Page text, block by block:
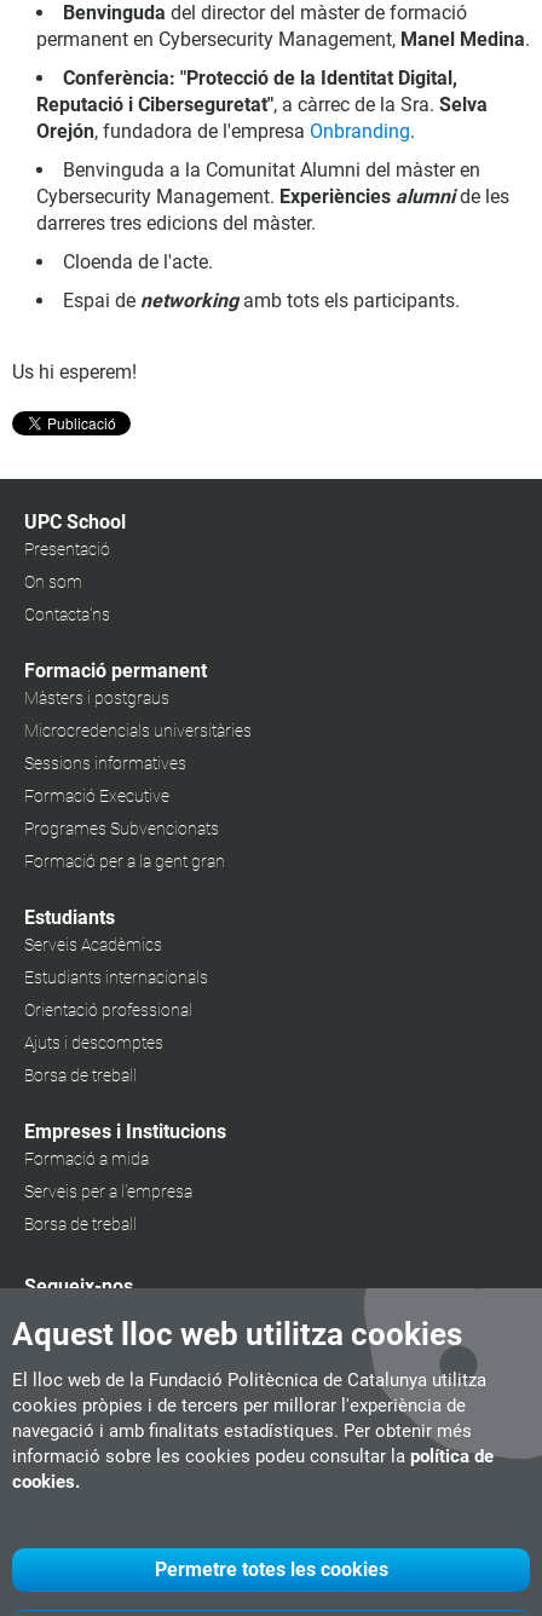
Aquest lloc web utilitza cookies
El lloc web de la Fundació Politècnica de Catalunya utilitza
cookies pròpies i de tercers per millorar l'experiència de
navegació i amb finalitats estadístiques. Per obtenir més
informació sobre les cookies podeu consultar la política de
cookies.
Permetre totes les cookies
Benvinguda del director del màster de formació
permanent en Cybersecurity Management, Manel Medina.
Conferència: "Protecció de la Identitat Digital,
Reputació i Ciberseguretat", a càrrec de la Sra. Selva
Orejón, fundadora de l'empresa Onbranding.
Benvinguda a la Comunitat Alumni del màster en
Cybersecurity Management. Experiències alumnide les
darreres tres edicions del màster.
Cloenda de l'acte.
Espai de networking amb tots els participants.
Us hi esperem!
UPC School
Presentació
On som
Contacta'ns
Formació permanent
Màsters i postgraus
Microcredencials universitàries
Sessions informatives
Formació Executive
Programes Subvencionats
Formació per a la gent gran
Estudiants
Serveis Acadèmics
Estudiants internacionals
Orientació professional
Ajuts i descomptes
Borsa de treball
Empreses i Institucions
Formació a mida
Serveis per a l'empresa
Borsa de treball
Segueix-nos